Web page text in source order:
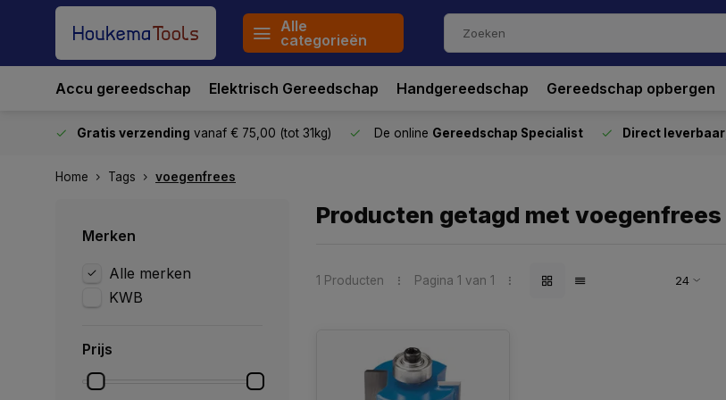
Alle
categorieën
Accu gereedschap Elektrisch Gereedschap Handgereedschap Gereedschap opbergen
Gratis verzending vanaf € 75,00 (tot 31kg) De online Gereedschap Specialist Direct leverbaar
Home Tags voegenfrees
Merken
Alle merken
KWB
Prijs
Producten getagd met voegenfrees
1 Producten Pagina 1 van 1